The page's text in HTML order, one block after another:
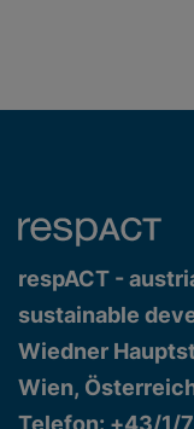
respACT -
sustainable
Wiedner
Wien,
Telefon: +43/1/